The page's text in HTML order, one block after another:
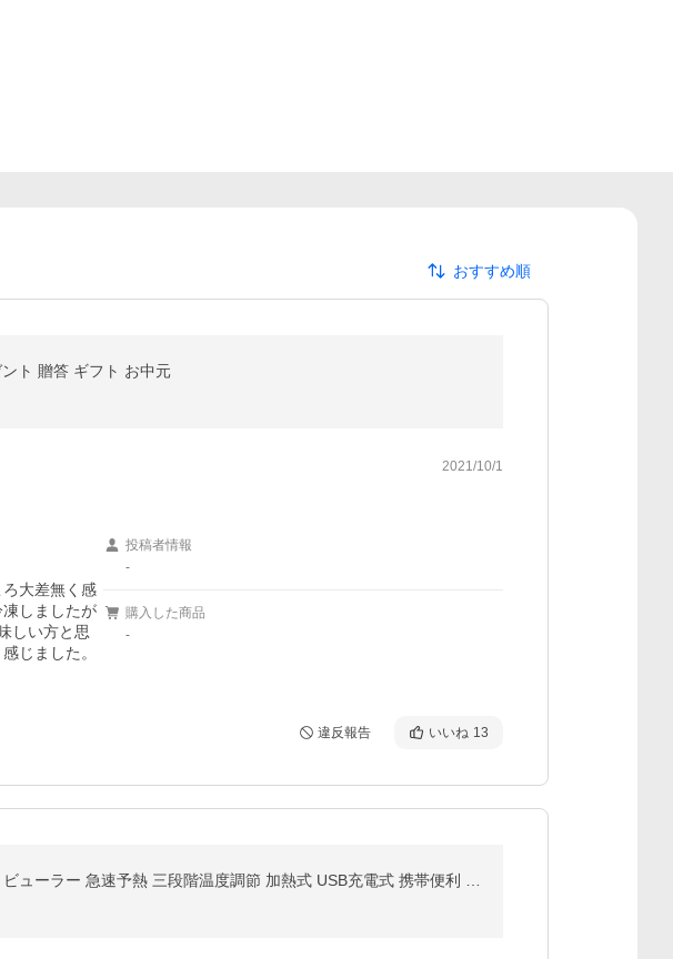
おすすめ順
ト 贈答 ギフト お中元
2021/10/1
大差無く感
しましたが
しい方と思
じました。
投稿者情報
-
購入した商品
-
違反報告 いいね 13